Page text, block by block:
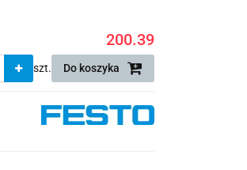
200.39
szt. Do koszyka